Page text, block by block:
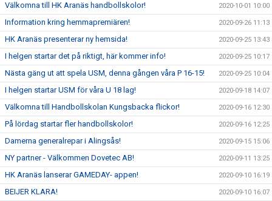
Välkomna till HK Aranäs handbollskolor! 2020-10-01 10:00
Information kring hemmapremiären! 2020-09-26 11:13
HK Aranäs presenterar ny hemsida! 2020-09-25 13:43
I helgen startar det på riktigt, här kommer info! 2020-09-25 10:17
Nästa gäng ut att spela USM, denna gången våra P 16-15! 2020-09-25 10:04
I helgen startar USM för våra U 18 lag! 2020-09-18 14:07
Välkomna till Handbollskolan Kungsbacka flickor! 2020-09-16 12:30
På lördag startar fler handbollskolor! 2020-09-16 12:25
Damerna generalrepar i Alingsås! 2020-09-15 15:06
NY partner - Välkommen Dovetec AB! 2020-09-11 13:25
HK Aranäs lanserar GAMEDAY- appen! 2020-09-10 16:19
BEIJER KLARA! 2020-09-10 16:07